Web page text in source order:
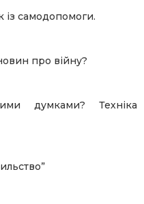
із самодопомоги.
про війну?
думками? Техніка